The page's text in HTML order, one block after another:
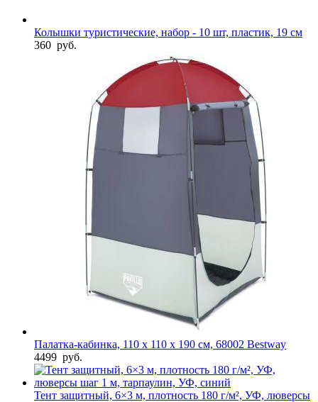
Колышки туристические, набор - 10 шт, пластик, 19 см
360 руб.
Палатка-кабинка, 110 х 110 х 190 см, 68002 Bestway
4499 руб.
Тент защитный, 6×3 м, плотность 180 г/м², УФ, люверсы